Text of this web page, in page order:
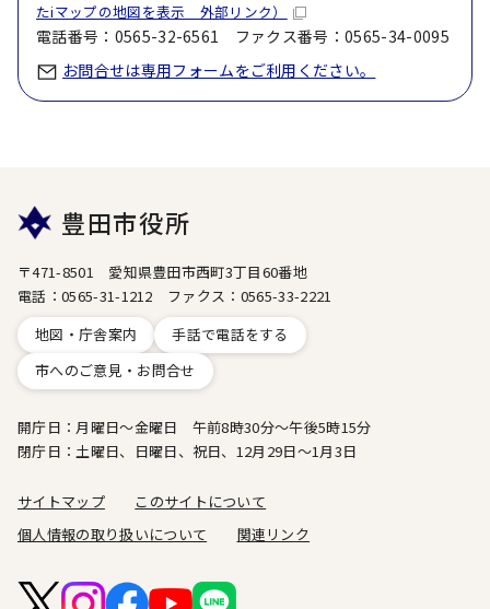
たiマップの地図を表示 外部リンク）
電話番号：0565-32-6561 ファクス番号：0565-34-0095
お問合せは専用フォームをご利用ください。
豊田市役所
〒471-8501 愛知県豊田市西町3丁目60番地
電話：0565-31-1212 ファクス：0565-33-2221
地図・庁舎案内
手話で電話をする
市へのご意見・お問合せ
開庁日：月曜日～金曜日 午前8時30分～午後5時15分
閉庁日：土曜日、日曜日、祝日、12月29日～1月3日
サイトマップ
このサイトについて
個人情報の取り扱いについて
関連リンク